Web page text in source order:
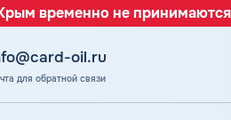
временно не
oil.ru
для обратной связи